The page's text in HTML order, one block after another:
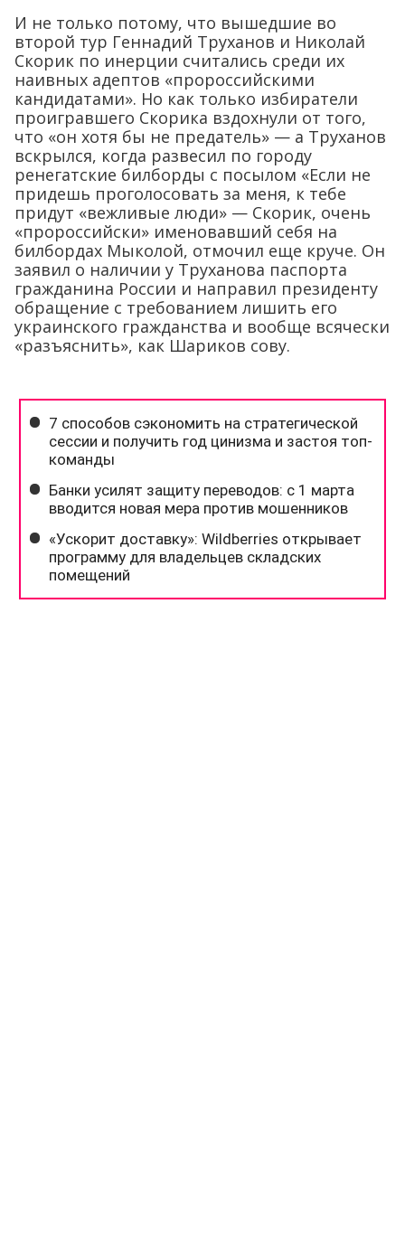
И не только потому, что вышедшие во
второй тур Геннадий Труханов и Николай
Скорик по инерции считались среди их
наивных адептов «пророссийскими
кандидатами». Но как только избиратели
проигравшего Скорика вздохнули от того,
что «он хотя бы не предатель» — а Труханов
вскрылся, когда развесил по городу
ренегатские билборды с посылом «Если не
придешь проголосовать за меня, к тебе
придут «вежливые люди» — Скорик, очень
«пророссийски» именовавший себя на
билбордах Мыколой, отмочил еще круче. Он
заявил о наличии у Труханова паспорта
гражданина России и направил президенту
обращение с требованием лишить его
украинского гражданства и вообще всячески
«разъяснить», как Шариков сову.